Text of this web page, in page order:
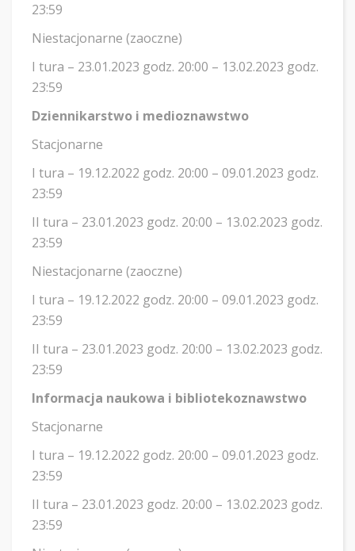
23:59
Niestacjonarne (zaoczne)
I tura – 23.01.2023 godz. 20:00 – 13.02.2023 godz.
23:59
Dziennikarstwo i medioznawstwo
Stacjonarne
I tura – 19.12.2022 godz. 20:00 – 09.01.2023 godz.
23:59
II tura – 23.01.2023 godz. 20:00 – 13.02.2023 godz.
23:59
Niestacjonarne (zaoczne)
I tura – 19.12.2022 godz. 20:00 – 09.01.2023 godz.
23:59
II tura – 23.01.2023 godz. 20:00 – 13.02.2023 godz.
23:59
Informacja naukowa i bibliotekoznawstwo
Stacjonarne
I tura – 19.12.2022 godz. 20:00 – 09.01.2023 godz.
23:59
II tura – 23.01.2023 godz. 20:00 – 13.02.2023 godz.
23:59